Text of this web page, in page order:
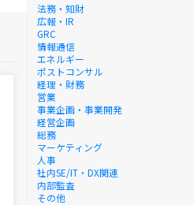
法務・知財
広報・IR
GRC
情報通信
エネルギー
ポストコンサル
経理・財務
営業
事業企画・事業開発
経営企画
総務
マーケティング
人事
社内SE/IT・DX関連
内部監査
その他